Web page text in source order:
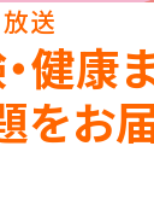
送
健康
をお